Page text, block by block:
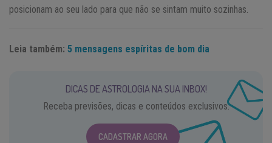
posicionam ao seu lado para que não se sintam muito sozinhas.
Leia também: 5 mensagens espíritas de bom dia
DICAS DE ASTROLOGIA NA SUA INBOX!
Receba previsões, dicas e conteúdos exclusivos.
CADASTRAR AGORA